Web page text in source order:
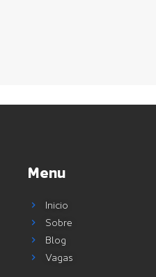
Menu
Inicio
Sobre
Blog
Vagas